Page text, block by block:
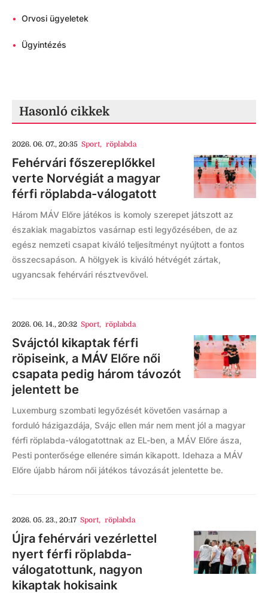
• Orvosi ügyeletek
• Ügyintézés
Hasonló cikkek
2026. 06. 07., 20:35 Sport, röplabda
Fehérvári főszereplőkkel
verte Norvégiát a magyar
férfi röplabda-válogatott
Három MÁV Előre játékos is komoly szerepet játszott az
északiak magabiztos vasárnap esti legyőzésében, de az
egész nemzeti csapat kiváló teljesítményt nyújtott a fontos
összecsapáson. A hölgyek is kiváló hétvégét zártak,
ugyancsak fehérvári résztvevővel.
2026. 06. 14., 20:32 Sport, röplabda
Svájctól kikaptak férfi
röpiseink, a MÁV Előre női
csapata pedig három távozót
jelentett be
Luxemburg szombati legyőzését követően vasárnap a
forduló házigazdája, Svájc ellen már nem ment jól a magyar
férfi röplabda-válogatottnak az EL-ben, a MÁV Előre ásza,
Pesti ponterősége ellenére simán kikapott. Idehaza a MÁV
Előre újabb három női játékos távozását jelentette be.
2026. 05. 23., 20:17 Sport, röplabda
Újra fehérvári vezérlettel
nyert férfi röplabda-
válogatottunk, nagyon
kikaptak hokisaink